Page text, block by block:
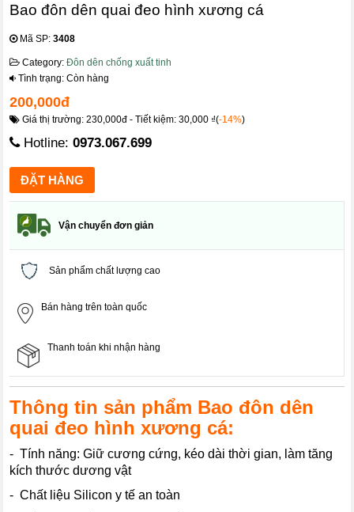
Bao đôn dên quai đeo hình xương cá
Mã SP:3408
Category:Đôn dên chống xuất tinh
Tình trạng: Còn hàng
200,000đ
Giá thị trường: 230,000đ - Tiết kiệm: 30,000 ₫(-14%)
Hotline:0973.067.699
Vận chuyển đơn giản
Sản phẩm chất lượng cao
Bán hàng trên toàn quốc
Thanh toán khi nhận hàng
Thông tin sản phẩm Bao đôn dên
quai đeo hình xương cá:
- Tính năng: Giữ cương cứng, kéo dài thời gian, làm tăng
kích thước dương vật
- Chất liệu Silicon y tế an toàn